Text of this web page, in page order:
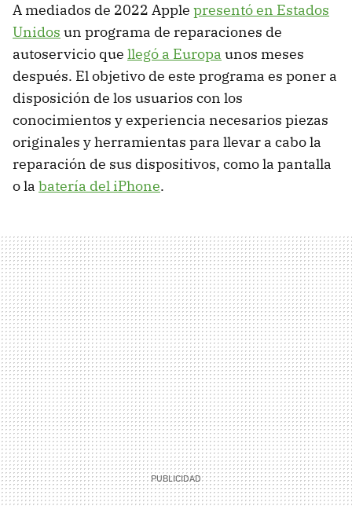
A mediados de 2022 Apple presentó en Estados
Unidos un programa de reparaciones de
autoservicio que llegó a Europa unos meses
después. El objetivo de este programa es poner a
disposición de los usuarios con los
conocimientos y experiencia necesarios piezas
originales y herramientas para llevar a cabo la
reparación de sus dispositivos, como la pantalla
o la batería del iPhone.